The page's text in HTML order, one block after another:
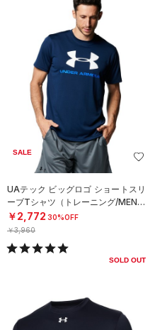
SALE
UAテック ビッグロゴ ショートスリ
ーブTシャツ（トレーニング/MEN）
￥2,772 30%OFF
￥3,960
SOLD OUT